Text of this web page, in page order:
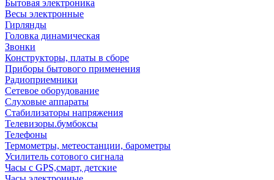
Бытовая электроника
Весы электронные
Гирлянды
Головка динамическая
Звонки
Конструкторы, платы в сборе
Приборы бытового применения
Радиоприемники
Сетевое оборудование
Слуховые аппараты
Стабилизаторы напряжения
Телевизоры.бумбоксы
Телефоны
Термометры, метеостанции, барометры
Усилитель сотового сигнала
Часы с GPS,смарт, детские